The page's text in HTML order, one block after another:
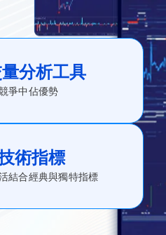
分析工具
爭中佔優勢
術指標
結合經典與獨特指標